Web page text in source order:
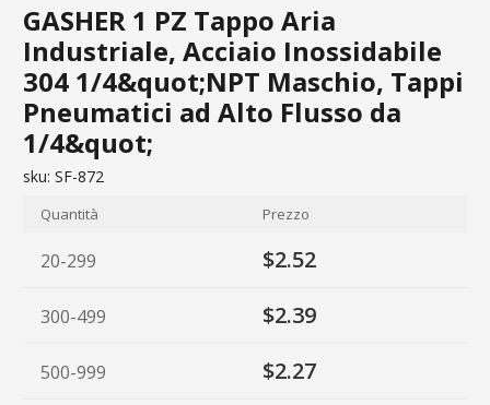
GASHER 1 PZ Tappo Aria
Industriale, Acciaio Inossidabile
304 1/4&quot;NPT Maschio, Tappi
Pneumatici ad Alto Flusso da
1/4&quot;
sku: SF-872
Quantità Prezzo
20-299 $2.52
300-499 $2.39
500-999 $2.27